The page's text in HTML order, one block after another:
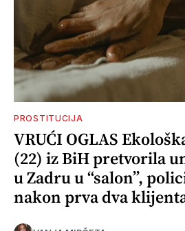
PROSTITUCIJA
VRUĆI OGLAS
(22) iz BiH pretvorila
u Zadru u “salon”,
nakon prva dva